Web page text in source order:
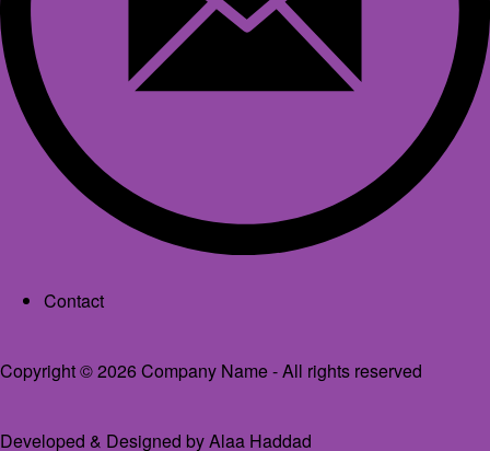
Footer menu
Contact
Copyright © 2026 Company Name - All rights reserved
Developed & Designed byAlaa Haddad